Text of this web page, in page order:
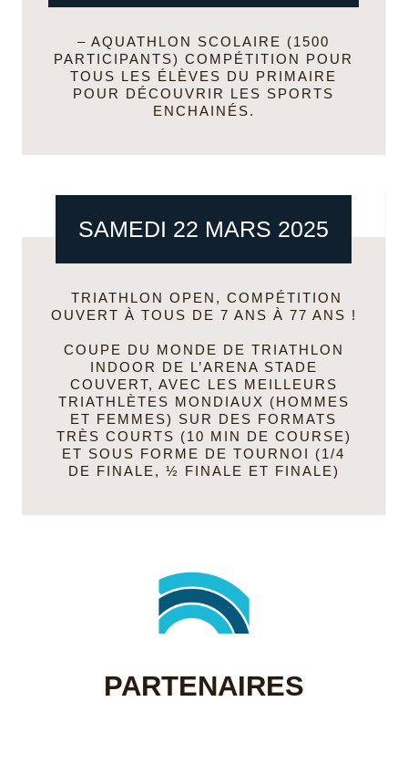
– AQUATHLON SCOLAIRE (1500
PARTICIPANTS) COMPÉTITION POUR
TOUS LES ÉLÈVES DU PRIMAIRE
POUR DÉCOUVRIR LES SPORTS
ENCHAINÉS.
SAMEDI 22 MARS 2025
TRIATHLON OPEN , COMPÉTITION
OUVERT À TOUS DE 7 ANS À 77 ANS !
COUPE DU MONDE DE TRIATHLON
INDOOR DE L’ARENA STADE
COUVERT, AVEC LES MEILLEURS
TRIATHLÈTES MONDIAUX (HOMMES
ET FEMMES) SUR DES FORMATS
TRÈS COURTS (10 MIN DE COURSE)
ET SOUS FORME DE TOURNOI (1/4
DE FINALE, ½ FINALE ET FINALE)
PARTENAIRES